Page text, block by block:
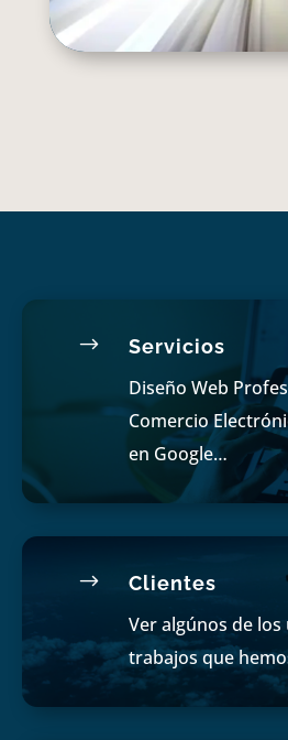
$ Servicios
Diseño Web
Comercio
en Google…
$ Clientes
Ver algúnos de
trabajos que